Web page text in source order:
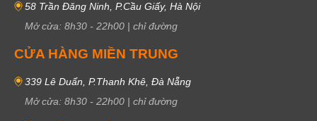
58 Trần Đăng Ninh, P.Cầu Giấy, Hà Nội
Mở cửa: 8h30 - 22h00 | chỉ đường
CỬA HÀNG MIỀN TRUNG
339 Lê Duẩn, P.Thanh Khê, Đà Nẵng
Mở cửa: 8h30 - 22h00 | chỉ đường